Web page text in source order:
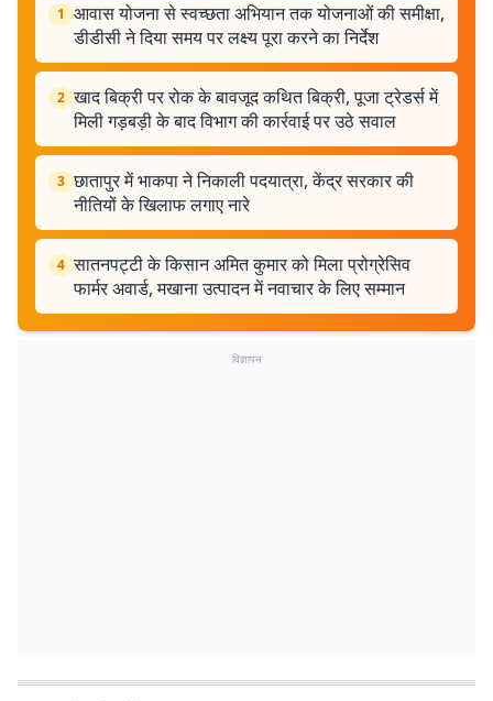
1 आवास योजना से स्वच्छता अभियान तक योजनाओं की समीक्षा,
डीडीसी ने दिया समय पर लक्ष्य पूरा करने का निर्देश
2 खाद बिक्री पर रोक के बावजूद कथित बिक्री, पूजा ट्रेडर्स में
मिली गड़बड़ी के बाद विभाग की कार्रवाई पर उठे सवाल
3 छातापुर में भाकपा ने निकाली पदयात्रा, केंद्र सरकार की
नीतियों के खिलाफ लगाए नारे
4 सातनपट्टी के किसान अमित कुमार को मिला प्रोग्रेसिव
फार्मर अवार्ड, मखाना उत्पादन में नवाचार के लिए सम्मान
विज्ञापन